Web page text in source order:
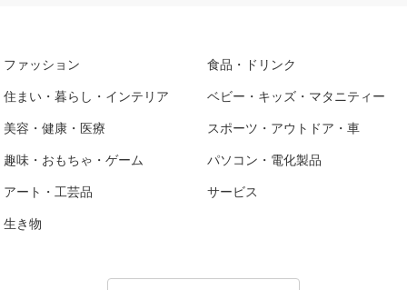
ファッション 食品・ドリンク
住まい・暮らし・インテリア ベビー・キッズ・マタニティー
美容・健康・医療 スポーツ・アウトドア・車
趣味・おもちゃ・ゲーム パソコン・電化製品
アート・工芸品 サービス
生き物